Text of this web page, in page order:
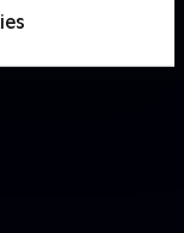
fysik,
af tang og